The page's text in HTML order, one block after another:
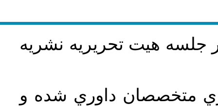
جلسه هيت تحريريه نشريه
متخصصان داوري شده و